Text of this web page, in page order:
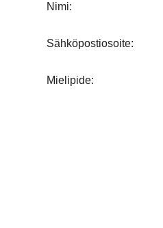
Nimi:
Sähköpostiosoite:
Mielipide: